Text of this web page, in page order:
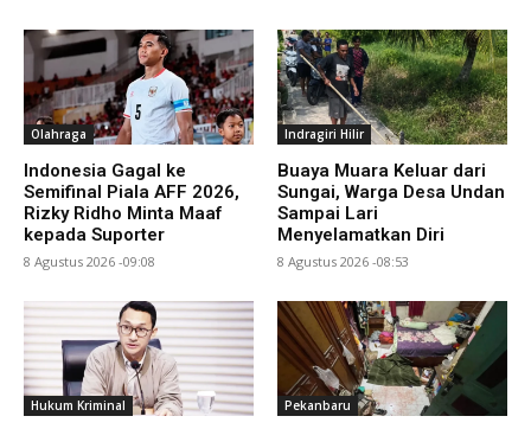
Olahraga
Indonesia Gagal ke
Semifinal Piala AFF 2026,
Rizky Ridho Minta Maaf
kepada Suporter
8 Agustus 2026 -09:08
Indragiri Hilir
Buaya Muara Keluar dari
Sungai, Warga Desa Undan
Sampai Lari
Menyelamatkan Diri
8 Agustus 2026 -08:53
Hukum Kriminal Pekanbaru